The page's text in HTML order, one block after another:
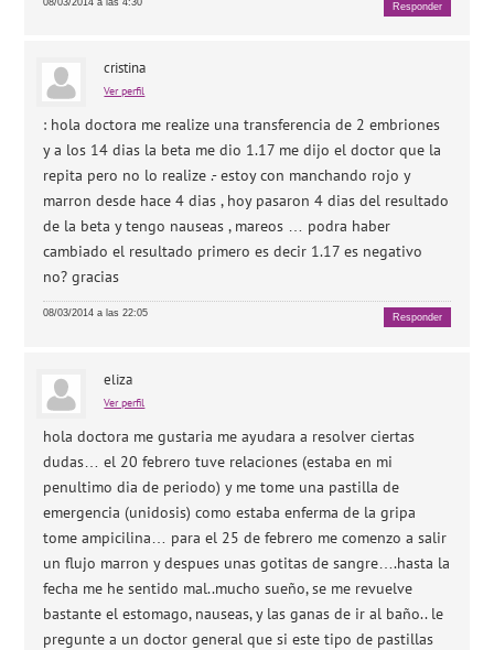
Responder
cristina
Ver perfil
: hola doctora me realize una transferencia de 2 embriones
y a los 14 dias la beta me dio 1.17 me dijo el doctor que la
repita pero no lo realize .- estoy con manchando rojo y
marron desde hace 4 dias , hoy pasaron 4 dias del resultado
de la beta y tengo nauseas , mareos … podra haber
cambiado el resultado primero es decir 1.17 es negativo
no? gracias
08/03/2014 a las 22:05 Responder
eliza
Ver perfil
hola doctora me gustaria me ayudara a resolver ciertas
dudas… el 20 febrero tuve relaciones (estaba en mi
penultimo dia de periodo) y me tome una pastilla de
emergencia (unidosis) como estaba enferma de la gripa
tome ampicilina… para el 25 de febrero me comenzo a salir
un flujo marron y despues unas gotitas de sangre….hasta la
fecha me he sentido mal..mucho sueño, se me revuelve
bastante el estomago, nauseas, y las ganas de ir al baño.. le
pregunte a un doctor general que si este tipo de pastillas